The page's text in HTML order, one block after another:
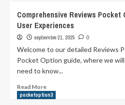
vs
Pocket
Option
Platform
is
for
You
Comprehensive Reviews
User Experiences
septiembre 21, 2025 0
Welcome to our detailed Reviews
Pocket Option guide, where we
need to know...
Read MoreRead
more
pocketoption3